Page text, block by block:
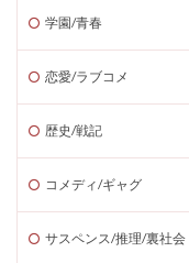
学園/青春
恋愛/ラブコメ
歴史/戦記
コメディ/ギャグ
サスペンス/推理/裏社会